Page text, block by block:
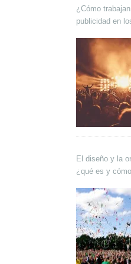
¿Cómo
publicidad en
El diseño y la
¿qué es y